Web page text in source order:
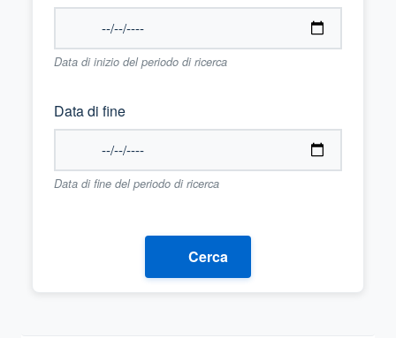
Data di inizio del periodo di ricerca
Data di fine
Data di fine del periodo di ricerca
Cerca